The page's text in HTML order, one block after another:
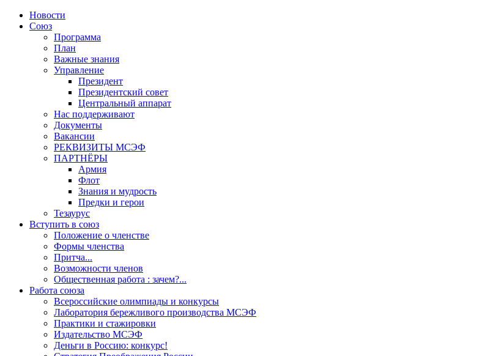
Новости
Союз
Программа
План
Важные знания
Управление
Президент
Президентский совет
Центральный аппарат
Нас поддерживают
Документы
Вакансии
РЕКВИЗИТЫ МСЭФ
ПАРТНЁРЫ
Армия
Флот
Знания и мудрость
Предки и герои
Тезаурус
Вступить в союз
Положение о членстве
Формы членства
Притча...
Возможности членов
Общественная работа : зачем?...
Работа союза
Всероссийские олимпиады и конкурсы
Лаборатория бережливого производства МСЭФ
Практики и стажировки
Издательство МСЭФ
Деньги в Россию: конкурс!